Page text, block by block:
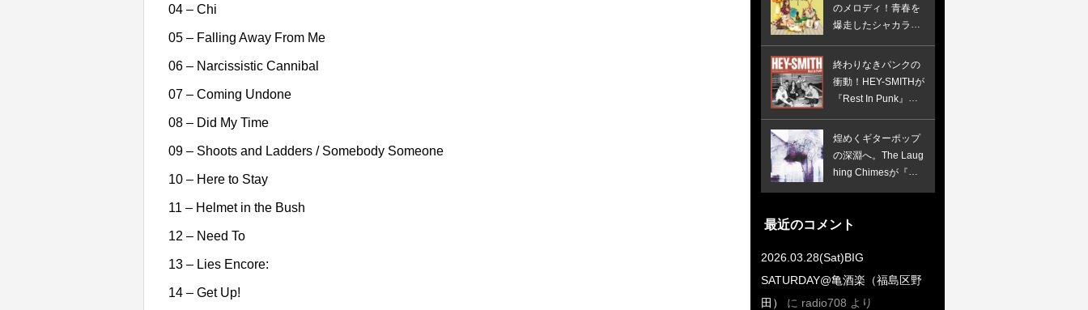
04 – Chi
05 – Falling Away From Me
06 – Narcissistic Cannibal
07 – Coming Undone
08 – Did My Time
09 – Shoots and Ladders / Somebody Someone
10 – Here to Stay
11 – Helmet in the Bush
12 – Need To
13 – Lies Encore:
14 – Get Up!
のメロディ！青春を
爆走したシャカラビ
た究極のベスト盤
終わりなきパンクの
衝動！HEY-SMITHが
『Rest In Punk』で
の完全体
煌めくギターポップ
の深淵へ。The Laug
hing Chimesが『Wh
す、憂いと焦燥のイ
最近のコメント
2026.03.28(Sat)BIG
SATURDAY@亀酒楽（福島区野
田）
に radio708 より